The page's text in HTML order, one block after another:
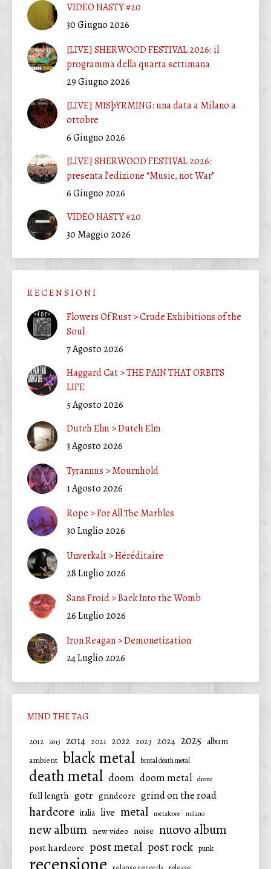
VIDEO NASTY #20
30 Giugno 2026
[LIVE] SHERWOOD FESTIVAL 2026: il
programma della quarta settimana
29 Giugno 2026
[LIVE] MISþYRMING: una data a Milano a
ottobre
6 Giugno 2026
[LIVE] SHERWOOD FESTIVAL 2026:
presenta l’edizione “Music, not War”
6 Giugno 2026
VIDEO NASTY #20
30 Maggio 2026
R E C E N S I O N I
Flowers Of Rust > Crude Exhibitions of the
Soul
7 Agosto 2026
Haggard Cat > THE PAIN THAT ORBITS
LIFE
5 Agosto 2026
Dutch Elm > Dutch Elm
3 Agosto 2026
Tyrannus > Mournhold
1 Agosto 2026
Rope > For All The Marbles
30 Luglio 2026
Unverkalt > Héréditaire
28 Luglio 2026
Sans Froid > Back Into the Womb
26 Luglio 2026
Iron Reagan > Demonetization
24 Luglio 2026
MIND THE TAG
2012 2013 2014 2021 2022 2023 2024 2025 album
ambient black metal brutal death metal
death metal doom doom metal drone
full length gotr grindcore grind on the road
hardcore italia live metal metalcore milano
new album new video noise nuovo album
post hardcore post metal post rock punk